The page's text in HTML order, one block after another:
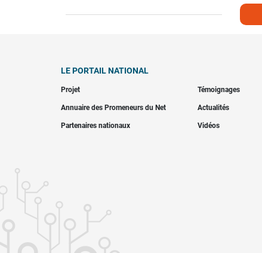
LE PORTAIL NATIONAL
Projet Témoignages
Annuaire des Promeneurs du Net Actualités
Partenaires nationaux Vidéos